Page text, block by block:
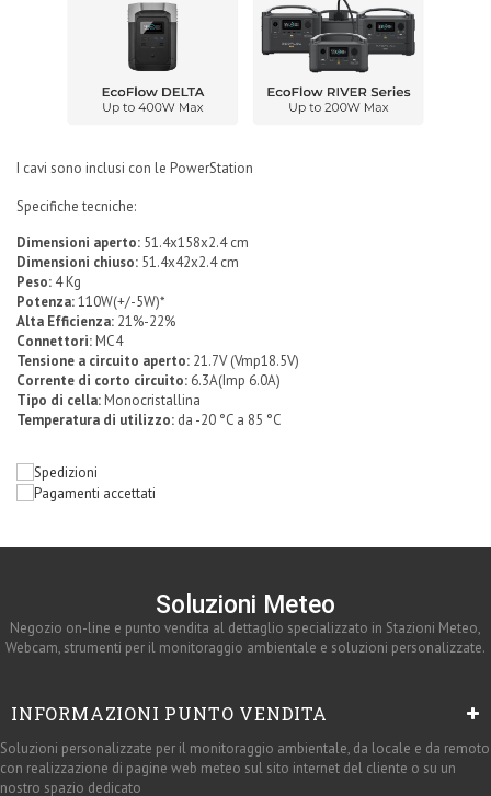
I cavi sono inclusi con le PowerStation
Specifiche tecniche:
Dimensioni aperto: 51.4x158x2.4 cm
Dimensioni chiuso: 51.4x42x2.4 cm
Peso: 4 Kg
Potenza:110W(+/-5W)*
Alta Efficienza: 21%-22%
Connettori: MC4
Tensione a circuito aperto: 21.7V (Vmp18.5V)
Corrente di corto circuito: 6.3A(Imp 6.0A)
Tipo di cella: Monocristallina
Temperatura di utilizzo: da -20 °C a 85 °C
Soluzioni Meteo
Negozio on-line e punto vendita al dettaglio specializzato in Stazioni Meteo,
Webcam, strumenti per il monitoraggio ambientale e soluzioni personalizzate.
INFORMAZIONI PUNTO VENDITA
Soluzioni personalizzate per il monitoraggio ambientale, da locale e da remoto
con realizzazione di pagine web meteo sul sito internet del cliente o su un
nostro spazio dedicato